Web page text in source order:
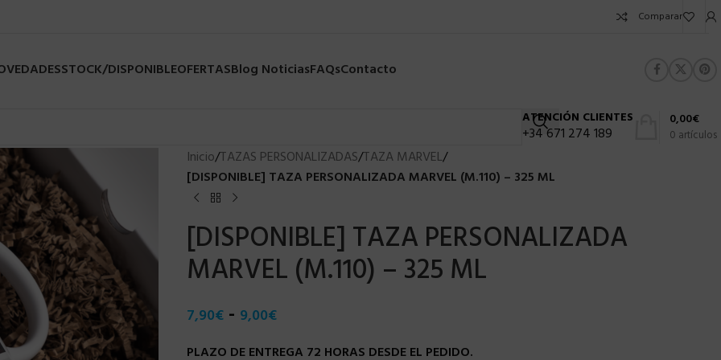
Comparar
STOCK/DISPONIBLEOFERTASBlog NoticiasFAQsContacto
ATENCIÓN CLIENTES
+34 671 274 189 0 artículos
0,00€
Inicio/TAZAS PERSONALIZADAS/TAZA MARVEL/
[DISPONIBLE] TAZA PERSONALIZADA MARVEL (M.110) – 325 ML
[DISPONIBLE] TAZA PERSONALIZADA
MARVEL (M.110) – 325 ML
7,90€ - 9,00€
PLAZO DE ENTREGA 72 HORAS DESDE EL PEDIDO.